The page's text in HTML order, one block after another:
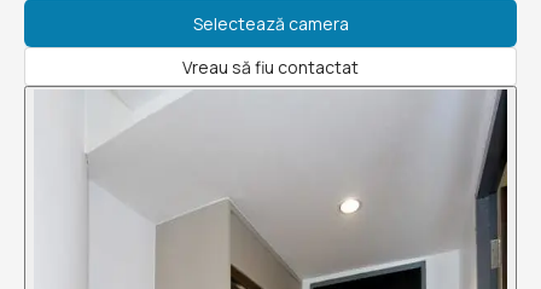
Selectează camera
Vreau să fiu contactat